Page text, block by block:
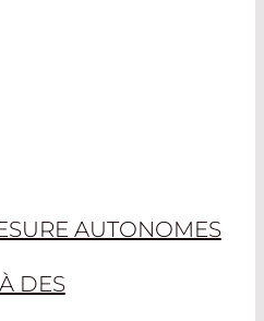
AUTONOMES
DES